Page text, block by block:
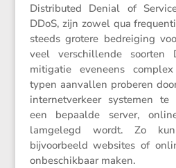
Distri­buted Denial of
DDoS, zijn zowel qua
steeds grotere bedrei­ging
veel verschil­lende soorten
mitigatie eveneens
typen aanvallen proberen
inter­net­ver­keer systemen te
een bepaalde server,
lamge­legd wordt. Zo
bijvoor­beeld websites of
onbeschik­baar maken.